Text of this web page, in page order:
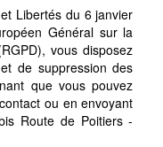
Libertés du 6 janvier
Général sur la
vous disposez
de suppression des
que vous pouvez
ou en envoyant
Route de Poitiers -